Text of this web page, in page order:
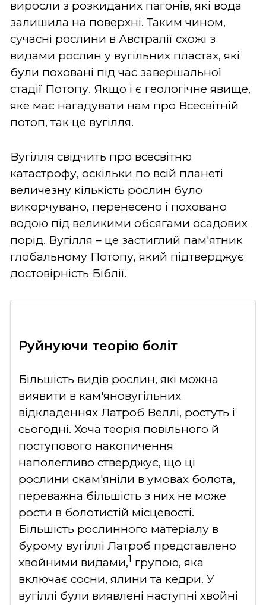
виросли з розкиданих пагонів, які вода
залишила на поверхні. Таким чином,
сучасні рослини в Австралії схожі з
видами рослин у вугільних пластах, які
були поховані під час завершальної
стадії Потопу. Якщо і є геологічне явище,
яке має нагадувати нам про Всесвітній
потоп, так це вугілля.
Вугілля свідчить про всесвітню
катастрофу, оскільки по всій планеті
величезну кількість рослин було
викорчувано, перенесено і поховано
водою під великими обсягами осадових
порід. Вугілля – це застиглий пам'ятник
глобальному Потопу, який підтверджує
достовірність Біблії.
Руйнуючи теорію боліт
Більшість видів рослин, які можна
виявити в кам'яновугільних
відкладеннях Латроб Веллі, ростуть і
сьогодні. Хоча теорія повільного й
поступового накопичення
наполегливо стверджує, що ці
рослини скам'яніли в умовах болота,
переважна більшість з них не може
рости в болотистій місцевості.
Більшість рослинного матеріалу в
бурому вугіллі Латроб представлено
хвойними видами,1 групою, яка
включає сосни, ялини та кедри. У
вугіллі були виявлені наступні хвойні